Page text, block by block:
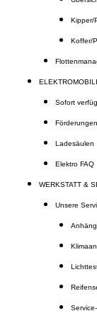
Kipper/
Koffer/
Sofort
Ladesäulen
Elektro FAQ
WERKSTATT &
Unsere